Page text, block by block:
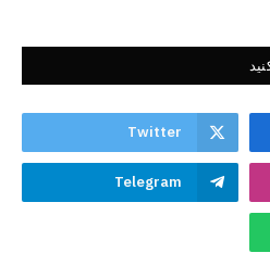
Twitter
Telegram